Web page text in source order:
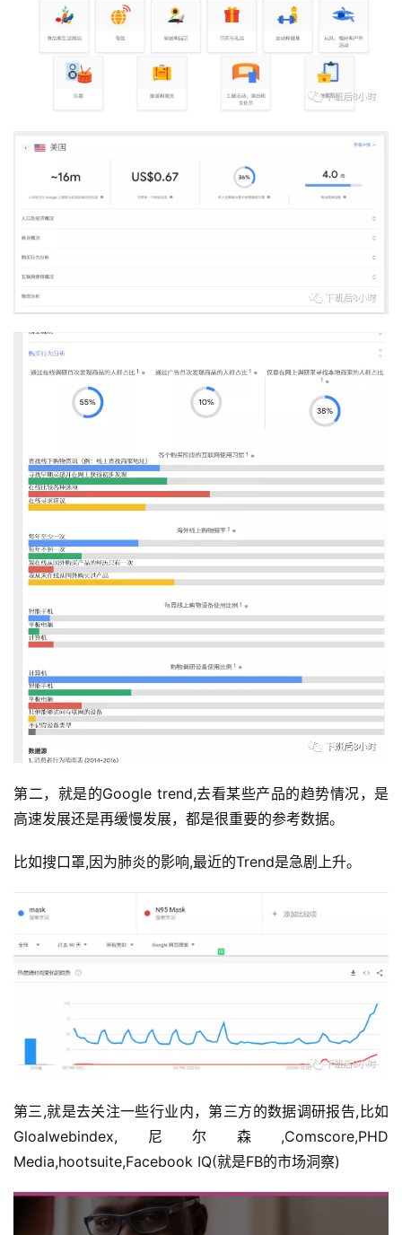
第二，就是的Google trend,去看某些产品的趋势情况，是
高速发展还是再缓慢发展，都是很重要的参考数据。
比如搜口罩,因为肺炎的影响,最近的Trend是急剧上升。
第三,就是去关注一些行业内，第三方的数据调研报告,比如
Gloalwebindex,尼尔森,Comscore,PHD
Media,hootsuite,Facebook IQ(就是FB的市场洞察)